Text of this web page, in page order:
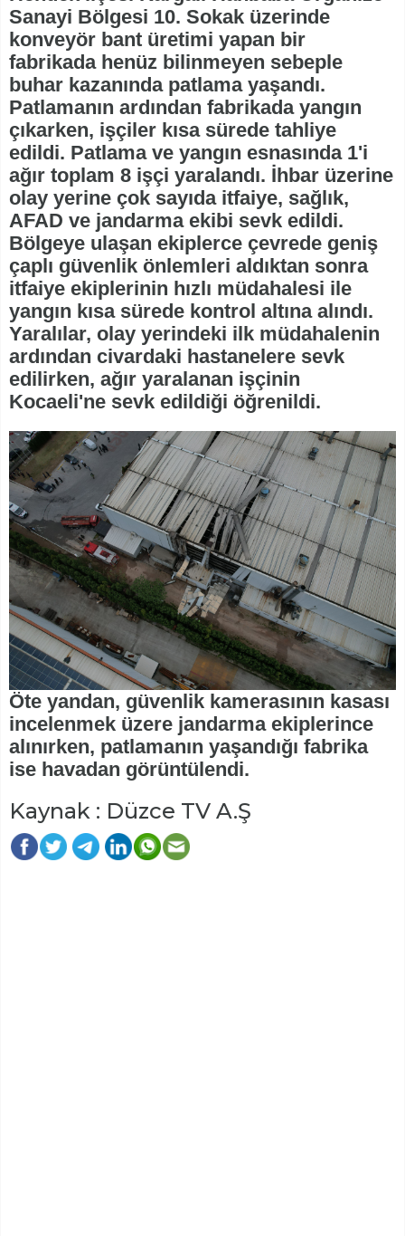
Sanayi Bölgesi 10. Sokak üzerinde
konveyör bant üretimi yapan bir
fabrikada henüz bilinmeyen sebeple
buhar kazanında patlama yaşandı.
Patlamanın ardından fabrikada yangın
çıkarken, işçiler kısa sürede tahliye
edildi. Patlama ve yangın esnasında 1'i
ağır toplam 8 işçi yaralandı. İhbar üzerine
olay yerine çok sayıda itfaiye, sağlık,
AFAD ve jandarma ekibi sevk edildi.
Bölgeye ulaşan ekiplerce çevrede geniş
çaplı güvenlik önlemleri aldıktan sonra
itfaiye ekiplerinin hızlı müdahalesi ile
yangın kısa sürede kontrol altına alındı.
Yaralılar, olay yerindeki ilk müdahalenin
ardından civardaki hastanelere sevk
edilirken, ağır yaralanan işçinin
Kocaeli'ne sevk edildiği öğrenildi.
Öte yandan, güvenlik kamerasının kasası
incelenmek üzere jandarma ekiplerince
alınırken, patlamanın yaşandığı fabrika
ise havadan görüntülendi.
Kaynak : Düzce TV A.Ş